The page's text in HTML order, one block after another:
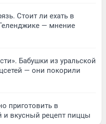
Стоит ли ехать в
— мнение
Бабушки из уральской
— они покорили
приготовить в
и вкусный рецепт пиццы